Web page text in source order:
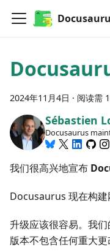
2024年11月4日 · 阅读需
Sébastien
Docusaurus
我们很高兴地宣布
Docusaurus 现在构建
升级应该很容易。我们
版本不包含任何重大更